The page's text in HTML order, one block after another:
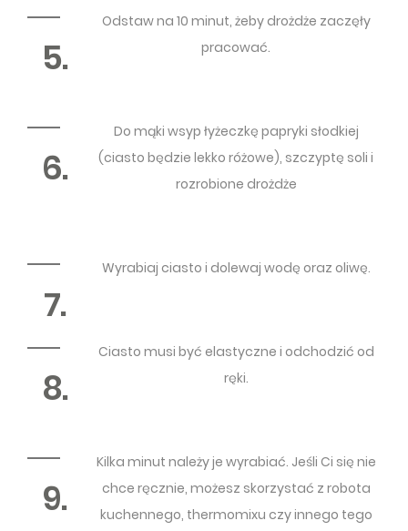
5.
Odstaw na 10 minut, żeby drożdże zaczęły
pracować.
6.
Do mąki wsyp łyżeczkę papryki słodkiej
(ciasto będzie lekko różowe), szczyptę soli i
rozrobione drożdże
7.
Wyrabiaj ciasto i dolewaj wodę oraz oliwę.
8.
Ciasto musi być elastyczne i odchodzić od
ręki.
9.
Kilka minut należy je wyrabiać. Jeśli Ci się nie
chce ręcznie, możesz skorzystać z robota
kuchennego, thermomixu czy innego tego